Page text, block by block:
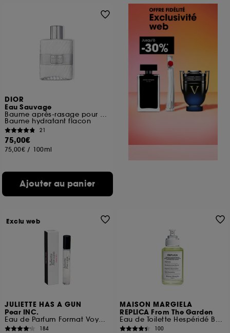
DIOR
Eau Sauvage
Baume après-rasage pour homme
Baume hydratant flacon
21
75,00€
75,00€ / 100ml
Ajouter au panier
JULIETTE HAS A GUN
Pear INC.
Eau de Parfum Format Voyage
184
Exclu web
MAISON MARGIELA
REPLICA From The Garden
Eau de Toilette Hespéridé Boisée
100